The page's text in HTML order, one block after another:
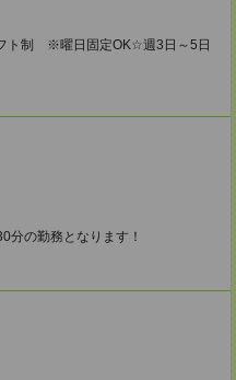
ト制 ※曜日固定OK☆週3日～5日
の勤務となります！